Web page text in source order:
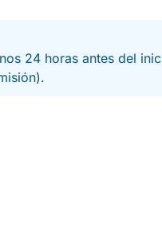
24 horas antes del